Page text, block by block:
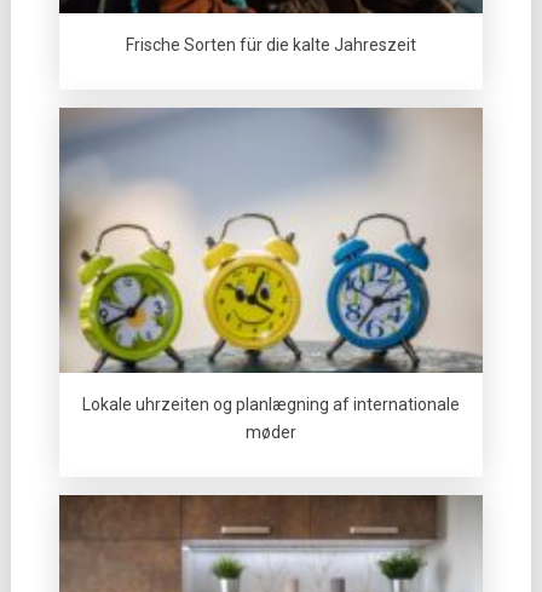
Frische Sorten für die kalte Jahreszeit
Lokale uhrzeiten og planlægning af internationale
møder